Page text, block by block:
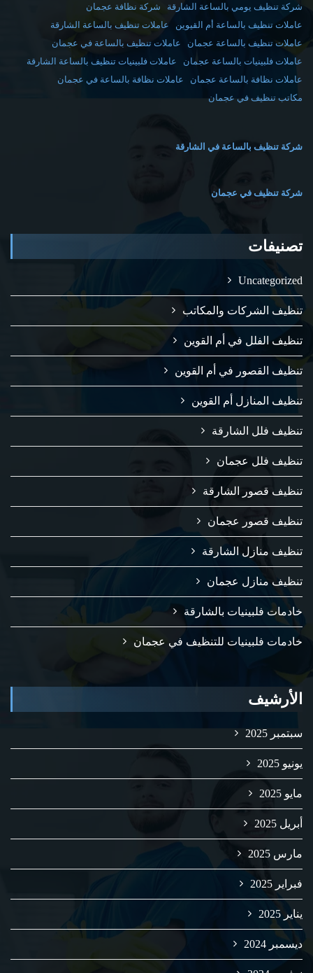
شركة تنظيف يومي بالساعة الشارقة
شركة نظافة عجمان
عاملات تنظيف بالساعة أم القيوين
عاملات تنظيف بالساعة الشارقة
عاملات تنظيف بالساعة عجمان
عاملات تنظيف بالساعة في عجمان
عاملات فلبينيات بالساعة عجمان
عاملات فلبينيات تنظيف بالساعة الشارقة
عاملات نظافة بالساعة عجمان
عاملات نظافة بالساعة في عجمان
مكاتب تنظيف في عجمان
شركة تنظيف بالساعة في الشارقة
شركة تنظيف في عجمان
تصنيفات
Uncategorized
تنظيف الشركات والمكاتب
تنظيف الفلل في أم القوين
تنظيف القصور في أم القوين
تنظيف المنازل أم القوين
تنظيف فلل الشارقة
تنظيف فلل عجمان
تنظيف قصور الشارقة
تنظيف قصور عجمان
تنظيف منازل الشارقة
تنظيف منازل عجمان
خادمات فلبينيات بالشارقة
خادمات فلبينيات للتنظيف في عجمان
الأرشيف
سبتمبر 2025
يونيو 2025
مايو 2025
أبريل 2025
مارس 2025
فبراير 2025
يناير 2025
ديسمبر 2024